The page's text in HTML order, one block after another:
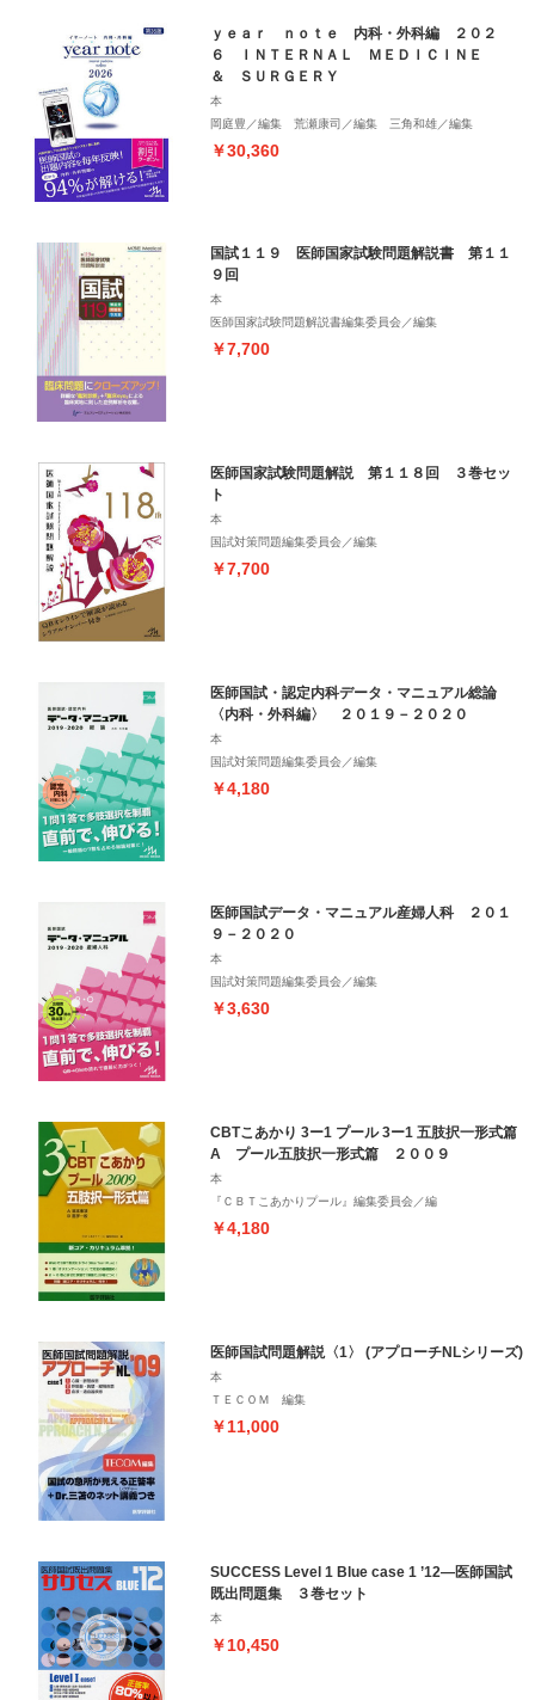
ｙｅａｒ ｎｏｔｅ 内科・外科編 ２０２
６ ＩＮＴＥＲＮＡＬ ＭＥＤＩＣＩＮＥ
＆ ＳＵＲＧＥＲＹ
本
岡庭豊／編集 荒瀬康司／編集 三角和雄／編集
￥30,360
国試１１９ 医師国家試験問題解説書 第１１
９回
本
医師国家試験問題解説書編集委員会／編集
￥7,700
医師国家試験問題解説 第１１８回 ３巻セッ
ト
本
国試対策問題編集委員会／編集
￥7,700
医師国試・認定内科データ・マニュアル総論
〈内科・外科編〉 ２０１９－２０２０
本
国試対策問題編集委員会／編集
￥4,180
医師国試データ・マニュアル産婦人科 ２０１
９－２０２０
本
国試対策問題編集委員会／編集
￥3,630
CBTこあかり 3ー1 プール 3ー1 五肢択一形式篇
A プール五肢択一形式篇 ２００９
本
『ＣＢＴこあかりプール』編集委員会／編
￥4,180
医師国試問題解説〈1〉 (アプローチNLシリーズ)
本
ＴＥＣＯＭ 編集
￥11,000
SUCCESS Level 1 Blue case 1 ’12―医師国試
既出問題集 ３巻セット
本
￥10,450